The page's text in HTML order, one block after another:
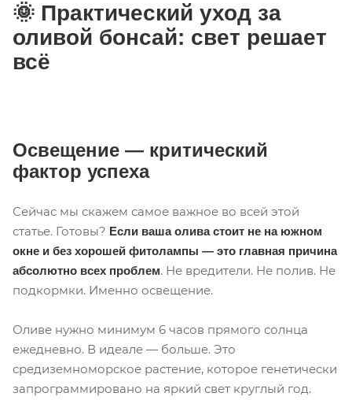
🌞 Практический уход за
оливой бонсай: свет решает
всё
Освещение — критический
фактор успеха
Сейчас мы скажем самое важное во всей этой
статье. Готовы? Если ваша олива стоит не на южном
окне и без хорошей фитолампы — это главная причина
абсолютно всех проблем. Не вредители. Не полив. Не
подкормки. Именно освещение.
Оливе нужно минимум 6 часов прямого солнца
ежедневно. В идеале — больше. Это
средиземноморское растение, которое генетически
запрограммировано на яркий свет круглый год.